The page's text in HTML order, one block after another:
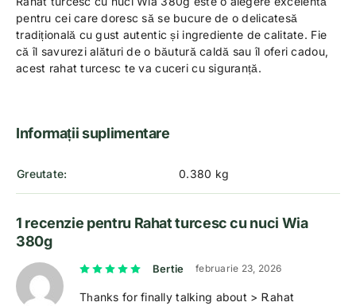
pentru cei care doresc să se bucure de o delicatesă
tradițională cu gust autentic și ingrediente de calitate. Fie
că îl savurezi alături de o băutură caldă sau îl oferi cadou,
acest rahat turcesc te va cuceri cu siguranță.
Informații suplimentare
Greutate 0.380 kg
1 recenzie pentru Rahat turcesc cu nuci Wia
380g
Evaluat la5din 5
Bertie februarie 23, 2026
Tһanks for finally talking about > Ꭱahat